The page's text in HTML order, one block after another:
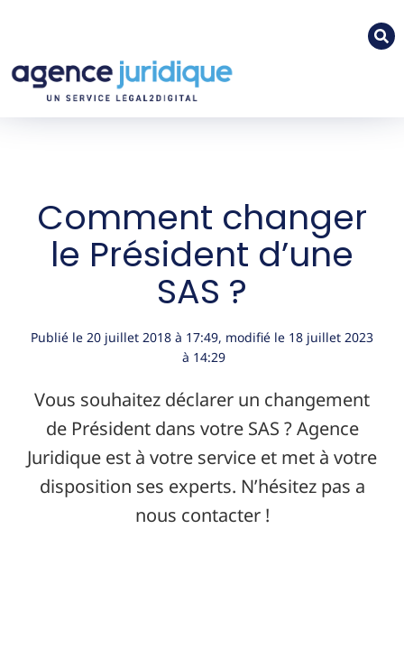
Comment changer
le Président d’une
SAS ?
Publié le 20 juillet 2018 à 17:49, modifié le 18 juillet 2023
à 14:29
Vous souhaitez déclarer un changement
de Président dans votre SAS ? Agence
Juridique est à votre service et met à votre
disposition ses experts. N’hésitez pas a
nous contacter !